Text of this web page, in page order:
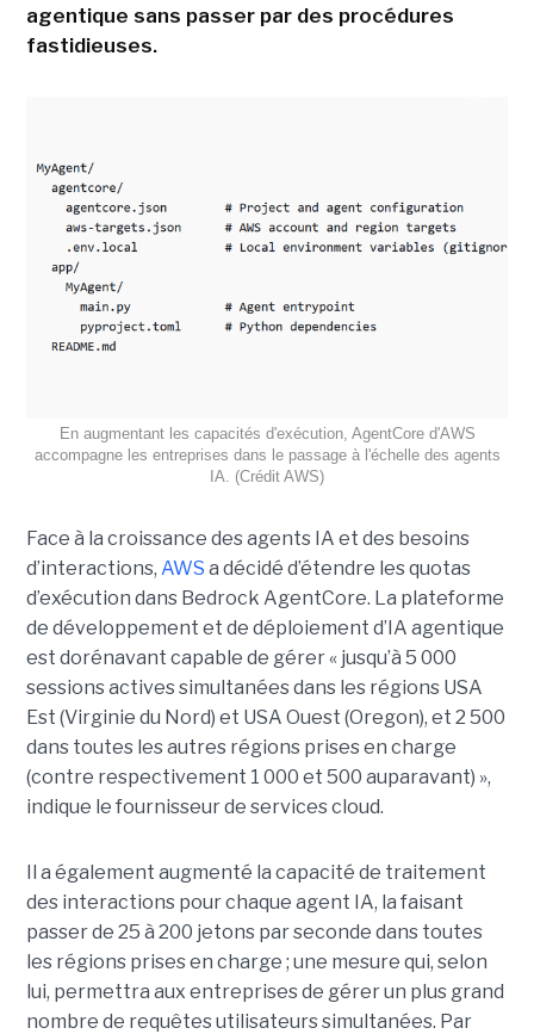
agentique sans passer par des procédures
fastidieuses.
En augmentant les capacités d'exécution, AgentCore d'AWS
accompagne les entreprises dans le passage à l'échelle des agents
IA. (Crédit AWS)
Face à la croissance des agents IA et des besoins
d’interactions, AWS a décidé d’étendre les quotas
d’exécution dans Bedrock AgentCore. La plateforme
de développement et de déploiement d’IA agentique
est dorénavant capable de gérer « jusqu’à 5 000
sessions actives simultanées dans les régions USA
Est (Virginie du Nord) et USA Ouest (Oregon), et 2 500
dans toutes les autres régions prises en charge
(contre respectivement 1 000 et 500 auparavant) »,
indique le fournisseur de services cloud.
Il a également augmenté la capacité de traitement
des interactions pour chaque agent IA, la faisant
passer de 25 à 200 jetons par seconde dans toutes
les régions prises en charge ; une mesure qui, selon
lui, permettra aux entreprises de gérer un plus grand
nombre de requêtes utilisateurs simultanées. Par